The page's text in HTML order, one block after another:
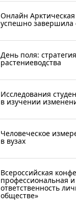
Онлайн
успешно завершила
День поля:
растениеводства
Исследования
в изучении
Человеческое
в вузах
Всероссийская
профессиональная
ответственность
обществе»